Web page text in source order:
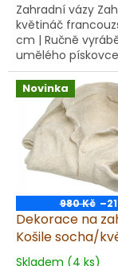
Zahradní vázy
květináč
cm | Ručně
umělého
elegantní a
květináč pro vaši
Tento
Novinka
980 Kč
Dekorace na
Košile socha/
základna 21x21
Skladem (4 ks)